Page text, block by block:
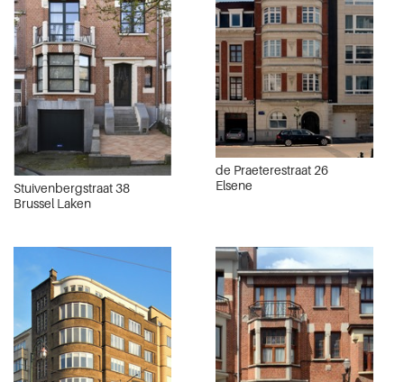
Stuivenbergstraat 38
Brussel Laken
de Praeterestraat 26
Elsene